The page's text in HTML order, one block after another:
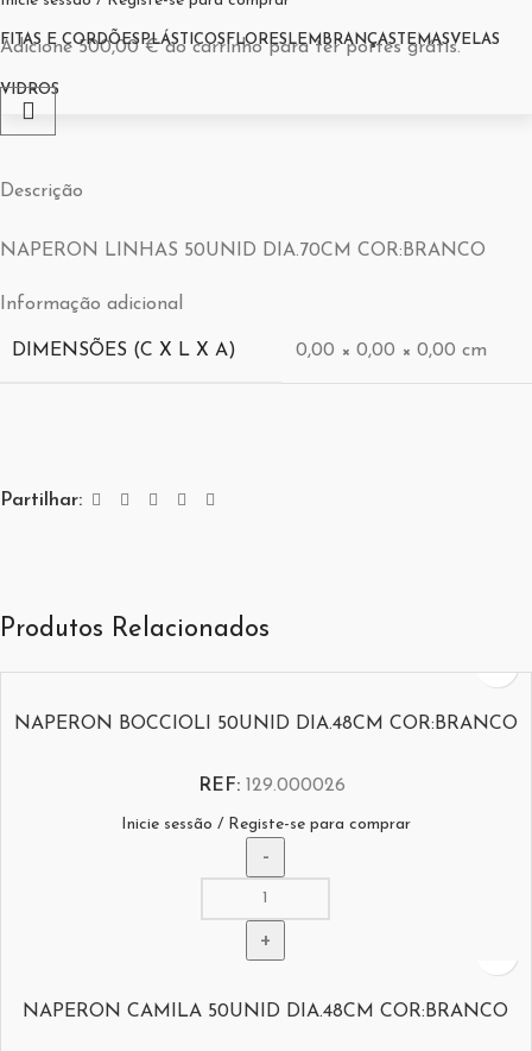
FITAS E CORDÕES PLÁSTICOS FLORES LEMBRANÇASTEMASVELAS
VIDROS
Adicione500,00€ao carrinho para ter portes grátis.
Descrição
NAPERON LINHAS 50UNID DIA.70CM COR:BRANCO
Informação adicional
DIMENSÕES (C X L X A) 0,00 × 0,00 × 0,00 cm
Partilhar:
Produtos Relacionados
NAPERON BOCCIOLI 50UNID DIA.48CM COR:BRANCO
REF: 129.000026
Inicie sessão / Registe-se para comprar
NAPERON CAMILA 50UNID DIA.48CM COR:BRANCO